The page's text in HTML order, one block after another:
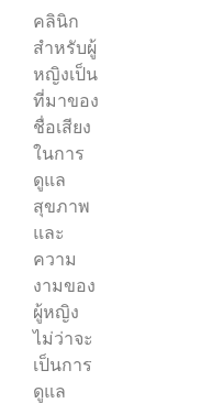
คลินิก
สำหรับผู้
หญิงเป็น
ที่มาของ
ชื่อเสียง
ในการ
ดูแล
สุขภาพ
และ
ความ
งามของ
ผู้หญิง
ไม่ว่าจะ
เป็นการ
ดูแล